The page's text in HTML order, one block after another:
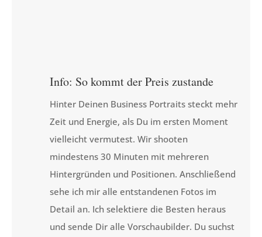
Info: So kommt der Preis zustande
Hinter Deinen Business Portraits steckt mehr
Zeit und Energie, als Du im ersten Moment
vielleicht vermutest. Wir shooten
mindestens 30 Minuten mit mehreren
Hintergründen und Positionen. Anschließend
sehe ich mir alle entstandenen Fotos im
Detail an. Ich selektiere die Besten heraus
und sende Dir alle Vorschaubilder. Du suchst